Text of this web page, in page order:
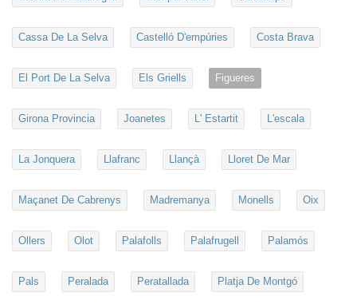
Cassa De La Selva Castelló D'empúries Costa Brava
El Port De La Selva Els Griells Figueres
Girona Provincia Joanetes L' Estartit L'escala
La Jonquera Llafranc Llançà Lloret De Mar
Maçanet De Cabrenys Madremanya Monells Oix
Ollers Olot Palafolls Palafrugell Palamós
Pals Peralada Peratallada Platja De Montgó